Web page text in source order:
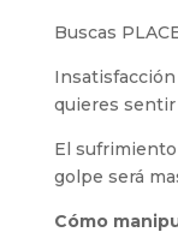
Buscas
quieres sentir
El
golpe será
Cómo